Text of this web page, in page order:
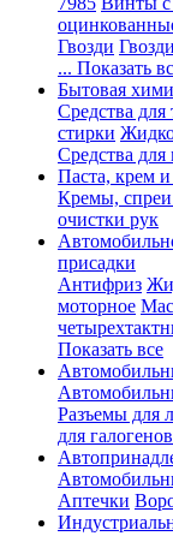
Гвозди
... Показать
Бытовая
Средства для
стирки
Средства
Паста, крем
Кремы, спреи
очистки рук
присадки
Антифриз
моторное
Показать все
Разъемы для
для
Аптечки